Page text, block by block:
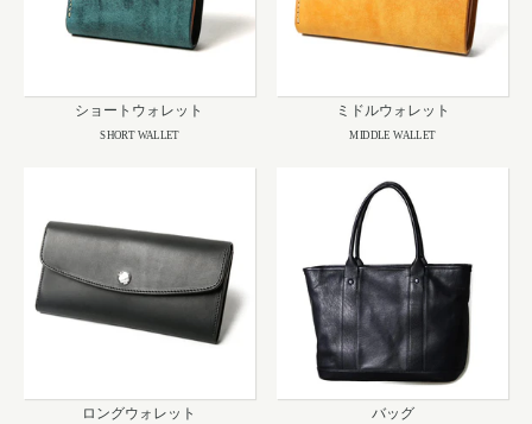
ショートウォレット
SHORT WALLET
ミドルウォレット
MIDDLE WALLET
ロングウォレット バッグ